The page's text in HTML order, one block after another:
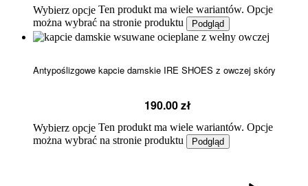
Wybierz opcje Ten produkt ma wiele wariantów. Opcje
można wybrać na stronie produktu
Podgląd
Antypoślizgowe kapcie damskie IRE SHOES z owczej skóry
190.00zł
Wybierz opcje Ten produkt ma wiele wariantów. Opcje
można wybrać na stronie produktu
Podgląd